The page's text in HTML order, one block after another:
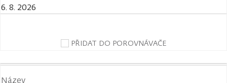
6. 8. 2026
PŘIDAT DO POROVNÁVAČE
Název